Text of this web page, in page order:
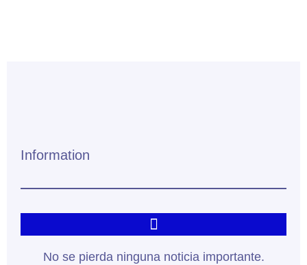
Information
No se pierda ninguna noticia importante.